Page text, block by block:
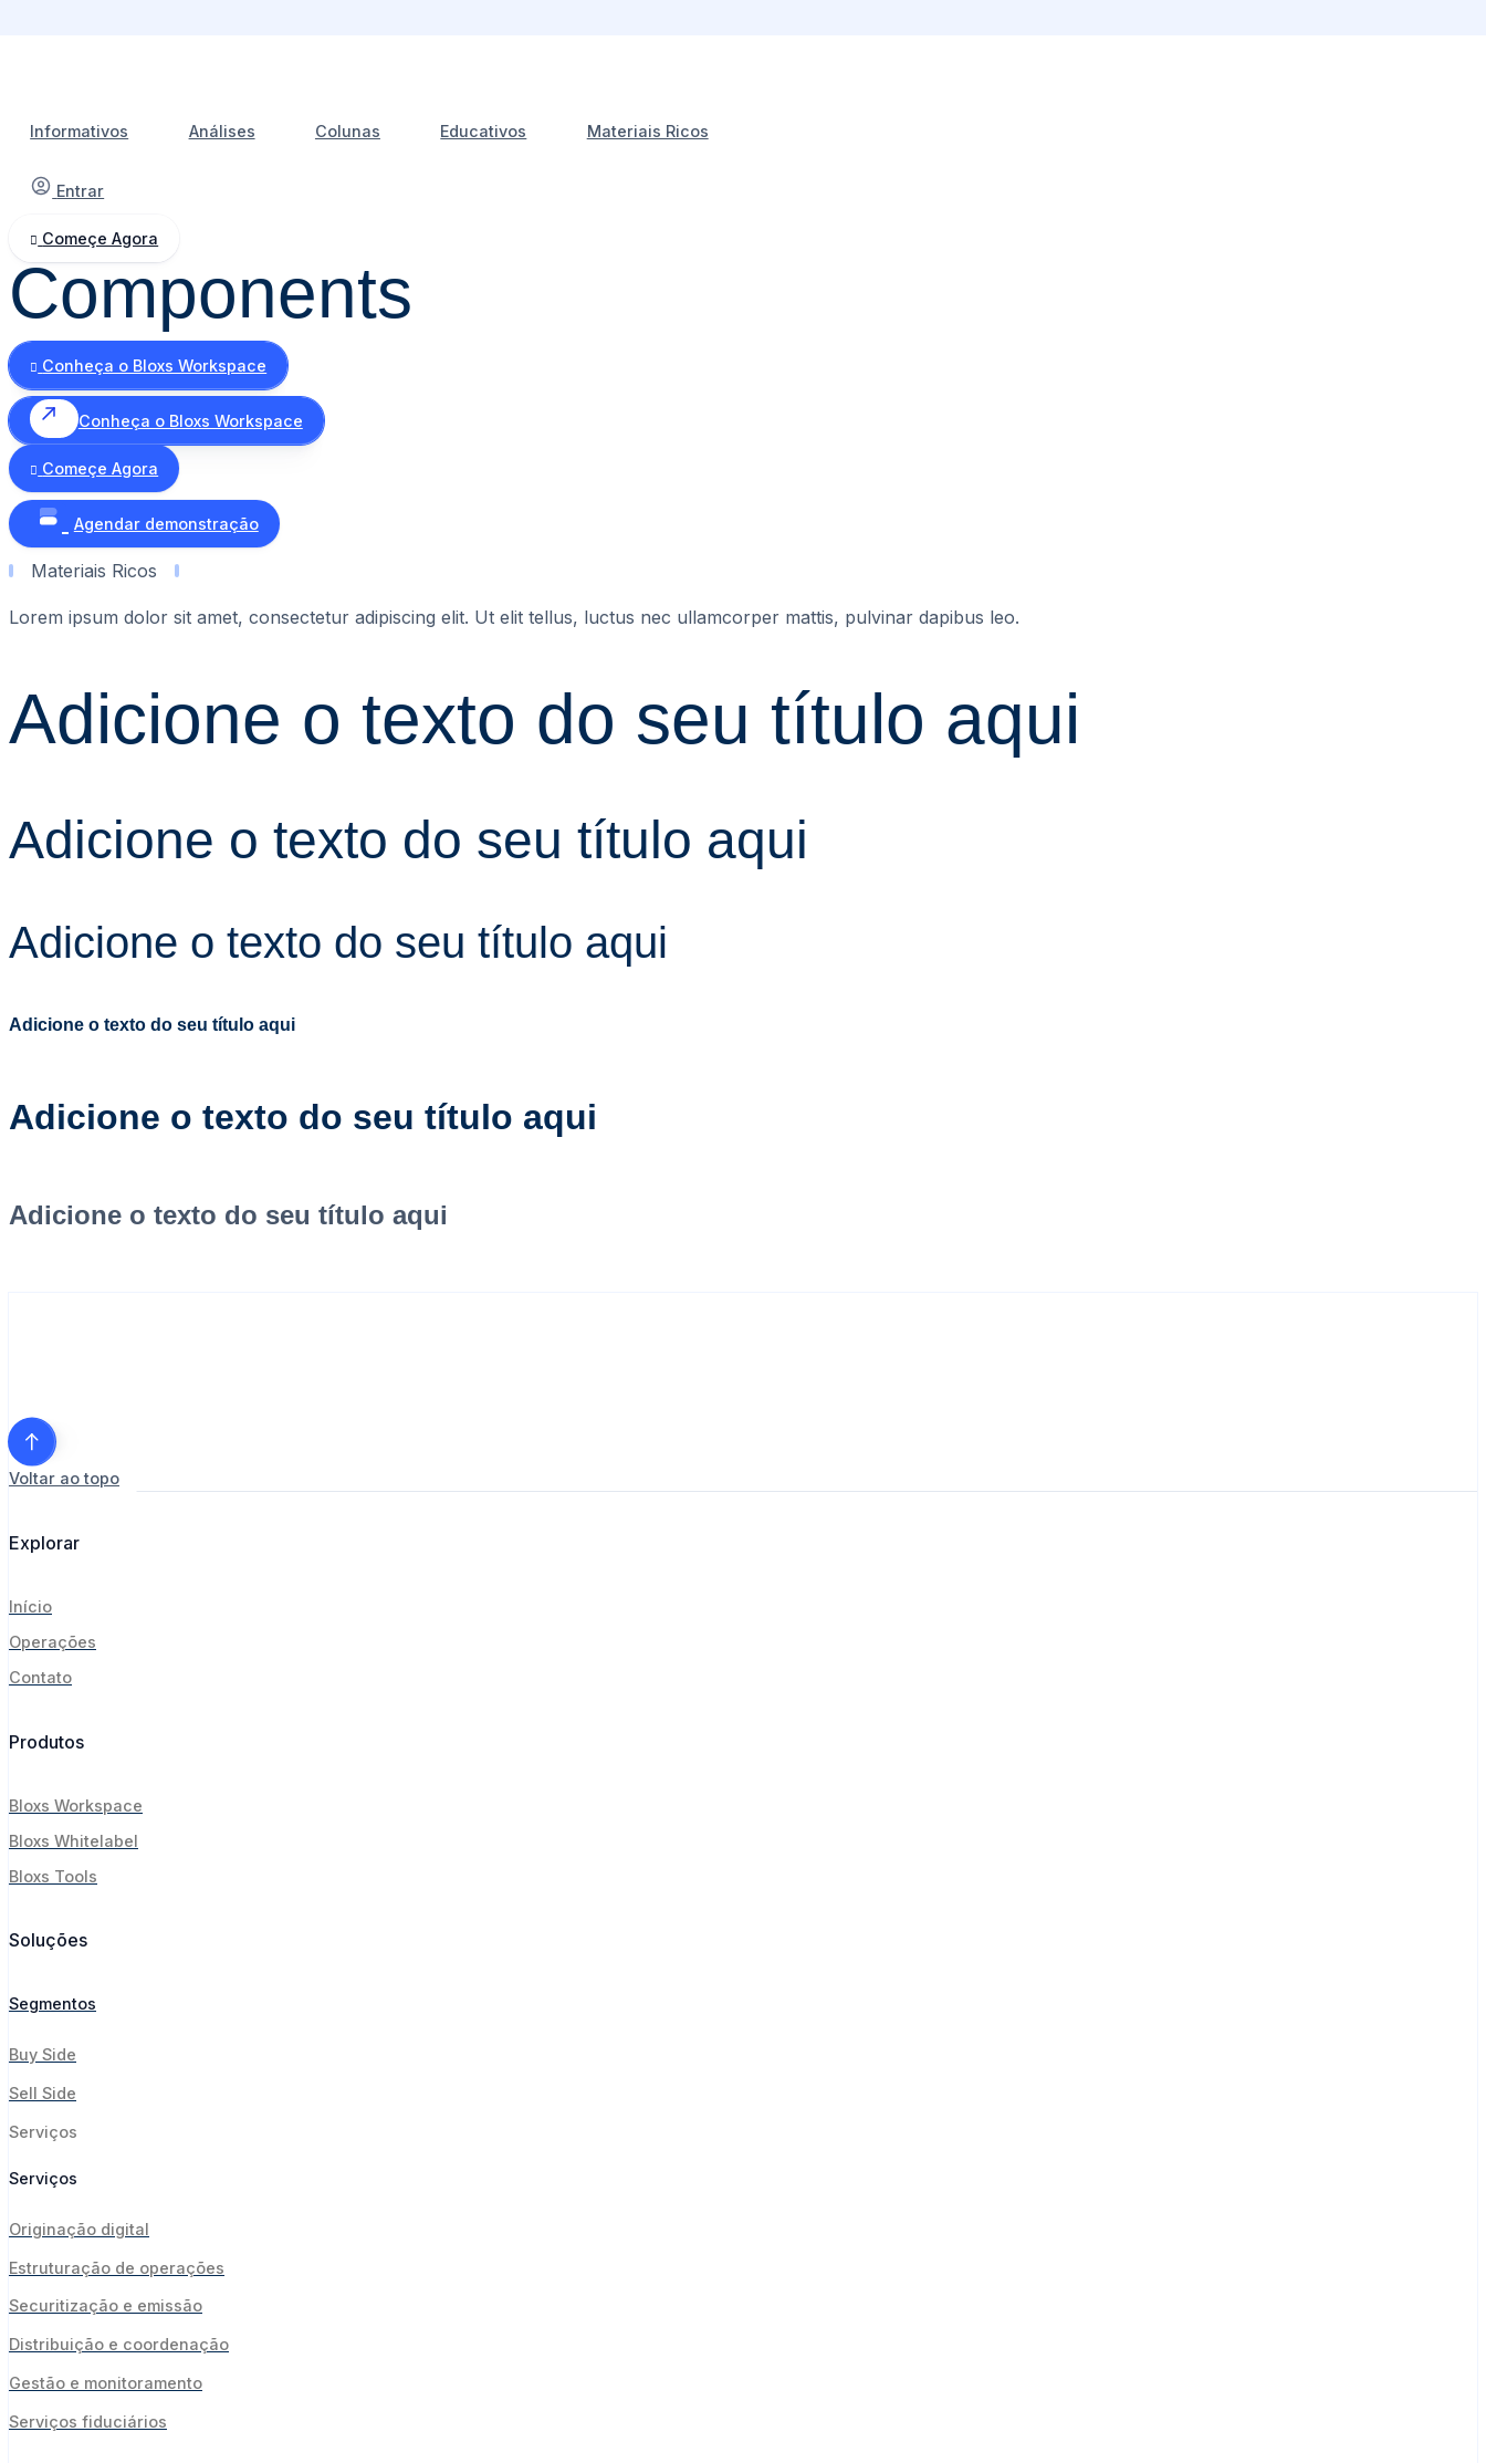
Informativos Análises Colunas Educativos Materiais Ricos
Entrar
Começe Agora
Components
Conheça o Bloxs Workspace
Conheça o Bloxs Workspace
Começe Agora
Agendar demonstração
Materiais Ricos
Lorem ipsum dolor sit amet, consectetur adipiscing elit. Ut elit tellus, luctus nec ullamcorper mattis, pulvinar dapibus leo.
Adicione o texto do seu título aqui
Adicione o texto do seu título aqui
Adicione o texto do seu título aqui
Adicione o texto do seu título aqui
Adicione o texto do seu título aqui
Adicione o texto do seu título aqui
Voltar ao topo
Explorar
Início
Operações
Contato
Produtos
Bloxs Workspace
Bloxs Whitelabel
Bloxs Tools
Soluções
Segmentos
Buy Side
Sell Side
Serviços
Serviços
Originação digital
Estruturação de operações
Securitização e emissão
Distribuição e coordenação
Gestão e monitoramento
Serviços fiduciários